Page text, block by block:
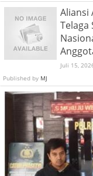
Aliansi
Telaga
Juli 15,
Published by MJ